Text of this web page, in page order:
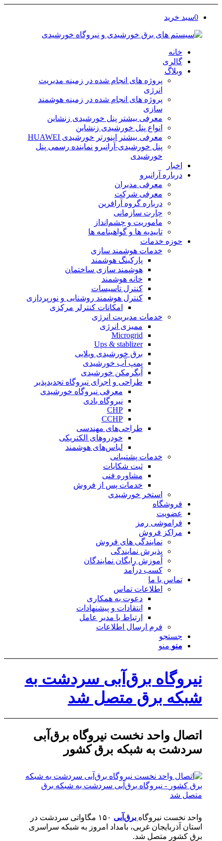
0سبد خرید
خانه
گالری
وبلاگ
پروژه های انجام شده در زمینه مدیریت
انرژی
پروژه های انجام شده در زمینه هوشمند
سازی
معرفی بیشتر پنل خورشیدی زنشاین
انواع پنل خورشیدی زنشاین
معرفی بیشتر اینورتر خورشیدی HUAWEI
پنل خورشیدی-آرانیرو نماینده رسمی پنل
خورشیدی
اخبار
درباره آرانیرو
معرفی مدیران
معرفی شرکت
درباره گروه آرافرین
چارت سازمانی
ماموریت و چشم‌انداز
تاییدیه ها و گواهینامه ها
حوزه خدمات
خدمات هوشمند سازی
پارکینگ هوشمند
هوشمند سازی ساختمان
خانه هوشمند
کنترل تاسیسات
کنترل هوشمند روشنایی و نورپردازی
امکانات کنترلر مرکزی
خدمات مدیریت انرژی
ممیزی انرژی
Microgrid
Ups & stablizer
برق خورشیدی ویلایی
پمپ آب خورشیدی
آبگرمکن خورشیدی
طراحی و اجرای نیروگاه تجدیدپذیر
معرفی نیروگاه خورشیدی
نیروگاه بادی
CHP
CCHP
طراحی‌های مهندسی
خودروهای الکتریکی
لباس‌های هوشمند
خدمات پشتیبانی
ثبت شکایات
مشاوره فنی
خدمات پس از فروش
استخر خورشیدی
فروشگاه
عضویت
فراموشی رمز
مراکز فروش
نمایندگی های فروش
پذیرش نمایندگی
آموزش رایگان نمایندگان
کسب درآمد
تماس با ما
اطلاعات تماس
دعوت به همکاری
انتقادات و پیشنهادات
ارتباط با مدیر عامل
فرم ارسال اطلاعات
جستجو
منو منو
نیروگاه برق‌آبی سردشت به
شبکه برق متصل شد
اتصال واحد نخست نیروگاه برق‌آبی
سردشت به شبکه برق کشور
واحد نخست نیروگاه برق‌آبی
۱۵۰ مگاواتی سردشت در
استان آذربایجان غربی، بامداد امروز به شبکه سراسری
برق کشور متصل شد.